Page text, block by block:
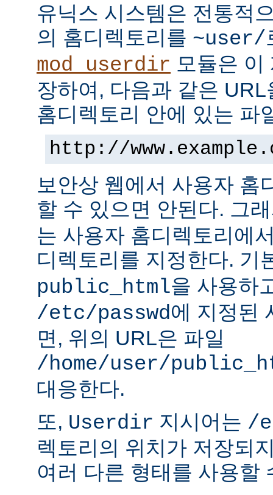
유닉스 시스템은 전통적
의 홈디렉토리를 ~user/
mod_userdir 모듈은
장하여, 다음과 같은
홈디렉토리 안에 있는 파
http://
보안상 웹에서 사용자 홈
할 수 있으면 안된다. 그
는 사용자 홈디렉토리에
디렉토리를 지정한다. 기
public_html을 사용하
/etc/passwd에 지정된
면, 위의 URL은 파일
/home/user/
대응한다.
또, Userdir 지시어는 /
렉토리의 위치가 저장되
여러 다른 형태를 사용할